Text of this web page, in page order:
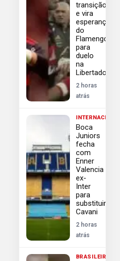
transição
e vira
esperança
do
Flamengo
para
duelo
na
Libertadores
2 horas
atrás
INTERNACIONAL
Boca
Juniors
fecha
com
Enner
Valencia
ex-
Inter
para
substituir
Cavani
2 horas
atrás
BRASILEIRÃO